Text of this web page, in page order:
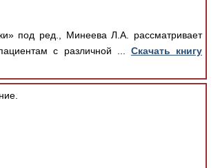
под ред., Минеева Л.А. рассматривает
с различной ... Скачать книгу